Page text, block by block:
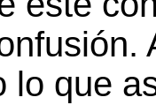
lo que